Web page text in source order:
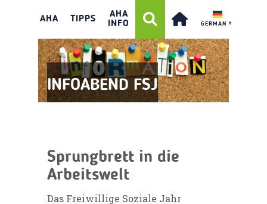
AHA TIPPS
AHA
INFO
GERMAN ▼
INFOABEND FSJ
Sprungbrett in die
Arbeitswelt
Das Freiwillige Soziale Jahr